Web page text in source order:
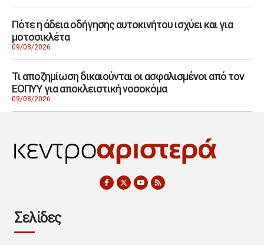
Πότε η άδεια οδήγησης αυτοκινήτου ισχύει και για
μοτοσικλέτα
09/08/2026
Τι αποζημίωση δικαιούνται οι ασφαλισμένοι από τον
ΕΟΠΥΥ για αποκλειστική νοσοκόμα
09/08/2026
Σελίδες